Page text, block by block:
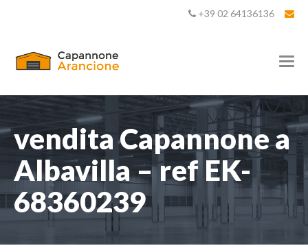
T
l
e
n
a
a
t
o
+39 02 64136136
vendita Capannone a
Albavilla – ref EK-
68360239